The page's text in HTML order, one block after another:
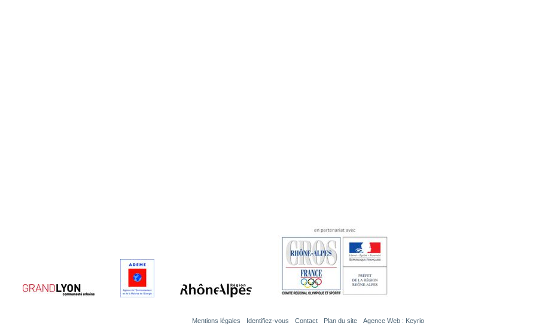
Mentions légales Identifiez-vous Contact Plan du site Agence Web : Keyrio